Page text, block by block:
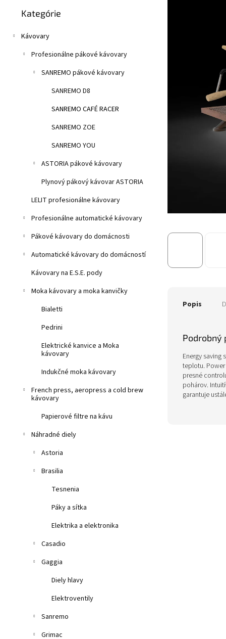
n
e
kategórie
Kategórie
Kávovary
Profesionálne pákové kávovary
SANREMO pákové kávovary
SANREMO D8
SANREMO CAFÉ RACER
SANREMO ZOE
SANREMO YOU
ASTORIA pákové kávovary
Plynový pákový kávovar ASTORIA
LELIT profesionálne kávovary
Profesionálne automatické kávovary
Pákové kávovary do domácnosti
Automatické kávovary do domácností
Kávovary na E.S.E. pody
Moka kávovary a moka kanvičky
Bialetti
Pedrini
Elektrické kanvice a Moka
kávovary
Indukčné moka kávovary
French press, aeropress a cold brew
kávovary
Papierové filtre na kávu
Náhradné diely
Astoria
Brasilia
Tesnenia
Páky a sítka
Elektrika a elektronika
Casadio
Gaggia
Diely hlavy
Elektroventily
Sanremo
Grimac
Popis
Podrobný
Energy
teplotu.
presné
pohárov.
garantuje